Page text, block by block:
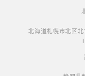
北海道札幌市北区